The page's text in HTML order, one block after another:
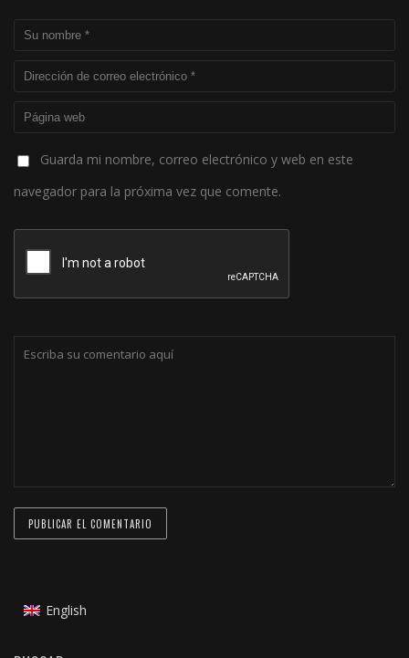
Guarda mi nombre, correo electrónico y web en este
navegador para la próxima vez que comente.
English